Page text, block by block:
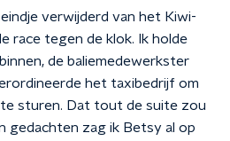
verwijderd van het Kiwi-
race tegen de klok. Ik holde
de baliemedewerkster
het taxibedrijf om
sturen. Dat tout de suite zou
gedachten zag ik Betsy al op